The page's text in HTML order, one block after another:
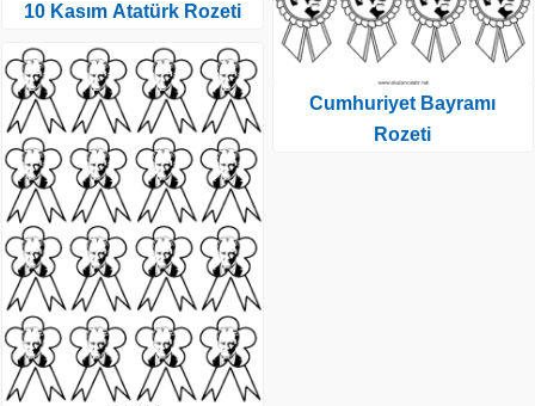
10 Kasım Atatürk Rozeti
Cumhuriyet Bayramı
Rozeti